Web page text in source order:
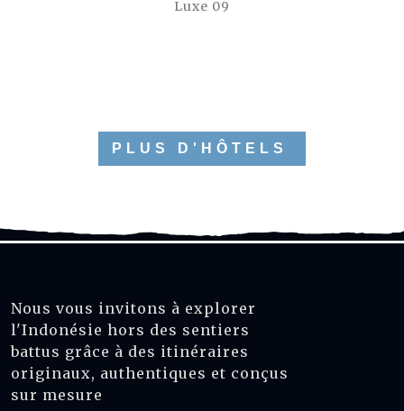
Luxe 09
PLUS D'HÔTELS
Nous vous invitons à explorer
l'Indonésie hors des sentiers
battus grâce à des itinéraires
originaux, authentiques et conçus
sur mesure